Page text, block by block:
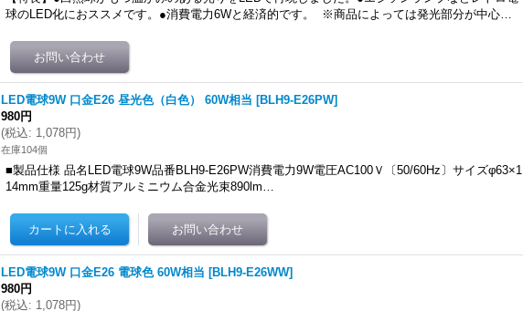
球のLED化におススメです。●消費電力6Wと経済的です。 ※商品によっては発光部分が中心…
LED電球9W 口金E26 昼光色（白色） 60W相当 [BLH9-E26PW]
980円
(税込: 1,078円)
在庫104個
■製品仕様 品名LED電球9W品番BLH9-E26PW消費電力9W電圧AC100Ｖ〔50/60Hz〕サイズφ63×1
14mm重量125g材質アルミニウム合金光束890lm…
LED電球9W 口金E26 電球色 60W相当 [BLH9-E26WW]
980円
(税込: 1,078円)